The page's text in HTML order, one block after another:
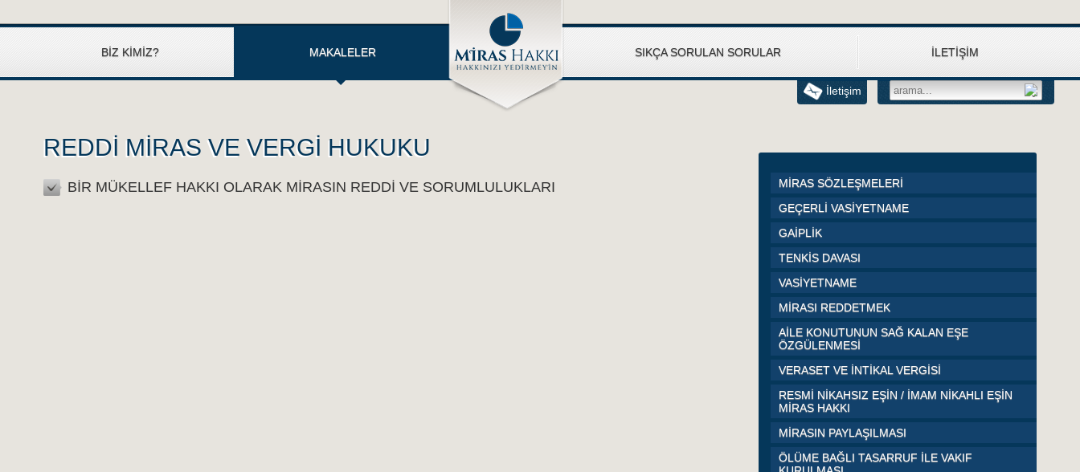
BİZ KİMİZ? MAKALELER SIKÇA SORULAN SORULAR İLETİŞİM
İletişim
MİRAS SÖZLEŞMELERİ
GEÇERLİ VASİYETNAME
GAİPLİK
TENKİS DAVASI
VASİYETNAME
MİRASI REDDETMEK
AİLE KONUTUNUN SAĞ KALAN EŞE
ÖZGÜLENMESİ
VERASET VE İNTİKAL VERGİSİ
RESMİ NİKAHSIZ EŞİN / İMAM NİKAHLI EŞİN
MİRAS HAKKI
MİRASIN PAYLAŞILMASI
ÖLÜME BAĞLI TASARRUF İLE VAKIF
REDDİ MİRAS VE VERGİ HUKUKU
BİR MÜKELLEF HAKKI OLARAK MİRASIN REDDİ VE SORUMLULUKLARI